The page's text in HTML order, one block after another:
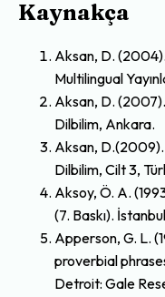
Kaynakça
Aksan, D. (2004).
Multilingual
Aksan, D.
Dilbilim, Ankara.
Aksan,
Dilbilim, Cilt 3,
Aksoy, Ö. A.
(7. Baskı).
Apperson, G. L.
proverbial
Detroit: Gale